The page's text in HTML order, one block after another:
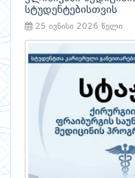
სტუდენტებისთვის
25 ივნისი 2026 წელი